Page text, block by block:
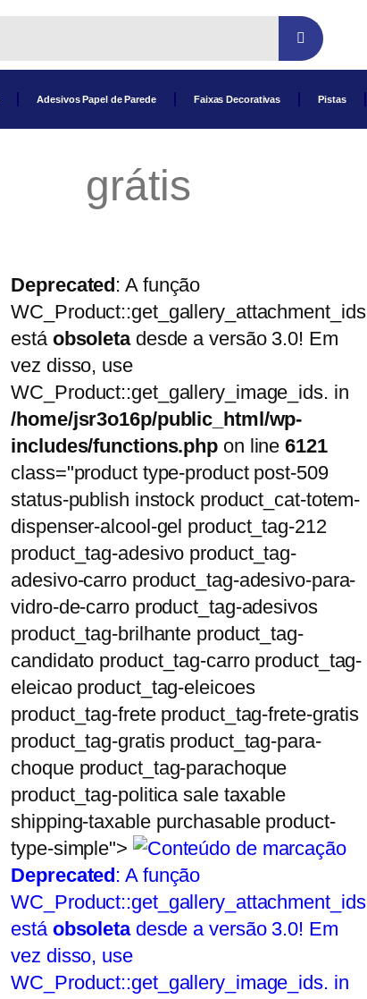
Adesivos Papel de Parede Faixas Decorativas Pistas
grátis
Deprecated: A função
WC_Product::get_gallery_attachment_ids
está obsoletadesde a versão 3.0! Em
vez disso, use
WC_Product::get_gallery_image_ids. in
/home/jsr3o16p/public_html/wp-
includes/functions.php on line6121
class="product type-product post-509
status-publish instock product_cat-totem-
dispenser-alcool-gel product_tag-212
product_tag-adesivo product_tag-
adesivo-carro product_tag-adesivo-para-
vidro-de-carro product_tag-adesivos
product_tag-brilhante product_tag-
candidato product_tag-carro product_tag-
eleicao product_tag-eleicoes
product_tag-frete product_tag-frete-gratis
product_tag-gratis product_tag-para-
choque product_tag-parachoque
product_tag-politica sale taxable
shipping-taxable purchasable product-
type-simple">
Deprecated: A função
WC_Product::get_gallery_attachment_ids
está obsoletadesde a versão 3.0! Em
vez disso, use
WC_Product::get_gallery_image_ids. in